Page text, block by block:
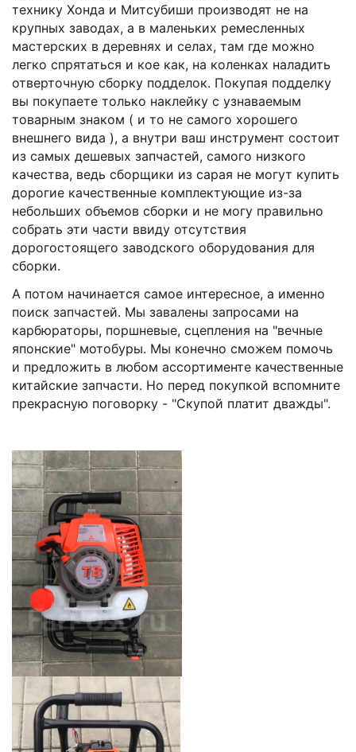
технику Хонда и Митсубиши производят не на
крупных заводах, а в маленьких ремесленных
мастерских в деревнях и селах, там где можно
легко спрятаться и кое как, на коленках наладить
отверточную сборку подделок. Покупая подделку
вы покупаете только наклейку с узнаваемым
товарным знаком ( и то не самого хорошего
внешнего вида ), а внутри ваш инструмент состоит
из самых дешевых запчастей, самого низкого
качества, ведь сборщики из сарая не могут купить
дорогие качественные комплектующие из-за
небольших объемов сборки и не могу правильно
собрать эти части ввиду отсутствия
дорогостоящего заводского оборудования для
сборки.
А потом начинается самое интересное, а именно
поиск запчастей. Мы завалены запросами на
карбюраторы, поршневые, сцепления на "вечные
японские" мотобуры. Мы конечно сможем помочь
и предложить в любом ассортименте качественные
китайские запчасти. Но перед покупкой вспомните
прекрасную поговорку - "Скупой платит дважды".